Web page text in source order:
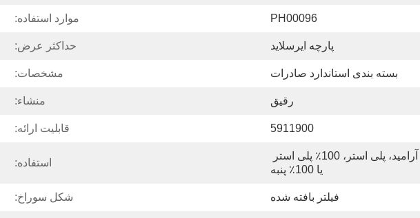
PH00096 موارد استفاده:
پارچه ایرسلاید حداکثر عرض:
بسته بندی استاندارد صادرات مشخصات:
رقیق منشاء:
5911900 قابلیت ارائه:
یا 100٪ پنبه
استفاده:
فیلتر بافته شده شکل سوراخ: